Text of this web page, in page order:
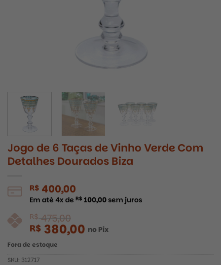
Jogo de 6 Taças de Vinho Verde Com
Detalhes Dourados Biza
R$ 400,00
Em até 4x de R$ 100,00sem juros
R$ 380,00 no Pix
Fora de estoque
SKU: 312717